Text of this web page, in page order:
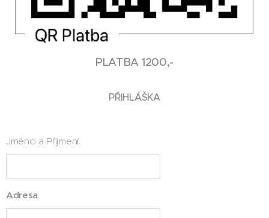
PLATBA 1200,-
PŘIHLÁŠKA
Jméno a Přijmení
Adresa